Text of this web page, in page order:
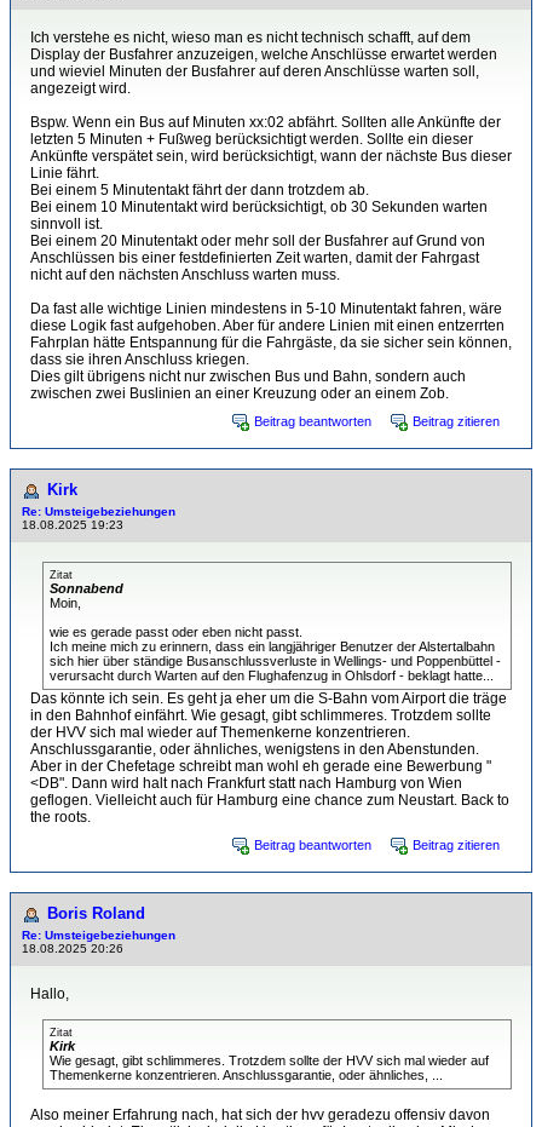
Ich verstehe es nicht, wieso man es nicht technisch schafft, auf dem
Display der Busfahrer anzuzeigen, welche Anschlüsse erwartet werden
und wieviel Minuten der Busfahrer auf deren Anschlüsse warten soll,
angezeigt wird.
Bspw. Wenn ein Bus auf Minuten xx:02 abfährt. Sollten alle Ankünfte der
letzten 5 Minuten + Fußweg berücksichtigt werden. Sollte ein dieser
Ankünfte verspätet sein, wird berücksichtigt, wann der nächste Bus dieser
Linie fährt.
Bei einem 5 Minutentakt fährt der dann trotzdem ab.
Bei einem 10 Minutentakt wird berücksichtigt, ob 30 Sekunden warten
sinnvoll ist.
Bei einem 20 Minutentakt oder mehr soll der Busfahrer auf Grund von
Anschlüssen bis einer festdefinierten Zeit warten, damit der Fahrgast
nicht auf den nächsten Anschluss warten muss.
Da fast alle wichtige Linien mindestens in 5-10 Minutentakt fahren, wäre
diese Logik fast aufgehoben. Aber für andere Linien mit einen entzerrten
Fahrplan hätte Entspannung für die Fahrgäste, da sie sicher sein können,
dass sie ihren Anschluss kriegen.
Dies gilt übrigens nicht nur zwischen Bus und Bahn, sondern auch
zwischen zwei Buslinien an einer Kreuzung oder an einem Zob.
Beitrag beantworten Beitrag zitieren
Kirk
Re: Umsteigebeziehungen
18.08.2025 19:23
Zitat
Sonnabend
Moin,
wie es gerade passt oder eben nicht passt.
Ich meine mich zu erinnern, dass ein langjähriger Benutzer der Alstertalbahn
sich hier über ständige Busanschlussverluste in Wellings- und Poppenbüttel -
verursacht durch Warten auf den Flughafenzug in Ohlsdorf - beklagt hatte...
Das könnte ich sein. Es geht ja eher um die S-Bahn vom Airport die träge
in den Bahnhof einfährt. Wie gesagt, gibt schlimmeres. Trotzdem sollte
der HVV sich mal wieder auf Themenkerne konzentrieren.
Anschlussgarantie, oder ähnliches, wenigstens in den Abenstunden.
Aber in der Chefetage schreibt man wohl eh gerade eine Bewerbung "
<DB". Dann wird halt nach Frankfurt statt nach Hamburg von Wien
geflogen. Vielleicht auch für Hamburg eine chance zum Neustart. Back to
the roots.
Beitrag beantworten Beitrag zitieren
Boris Roland
Re: Umsteigebeziehungen
18.08.2025 20:26
Hallo,
Zitat
Kirk
Wie gesagt, gibt schlimmeres. Trotzdem sollte der HVV sich mal wieder auf
Themenkerne konzentrieren. Anschlussgarantie, oder ähnliches, ...
Also meiner Erfahrung nach, hat sich der hvv geradezu offensiv davon